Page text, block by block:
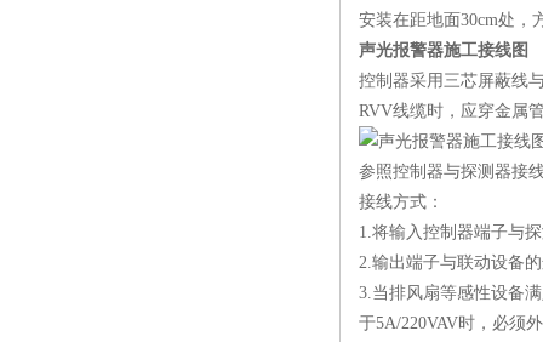
安装在距地面30cm处，
声光报警器施工接线图
控制器采用三芯屏蔽线
RVV线缆时，应穿金属
参照控制器与探测器接
接线方式：
1.将输入控制器端子与
2.输出端子与联动设备
3.当排风扇等感性设备
于5A/220VAV时，必须